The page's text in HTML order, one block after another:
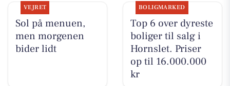
VEJRET
Sol på menuen,
men morgenen
bider lidt
BOLIGMARKED
Top 6 over dyreste
boliger til salg i
Hornslet. Priser
op til 16.000.000
kr